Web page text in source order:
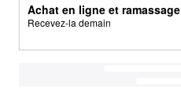
Achat en ligne et ramassage
Recevez-la demain